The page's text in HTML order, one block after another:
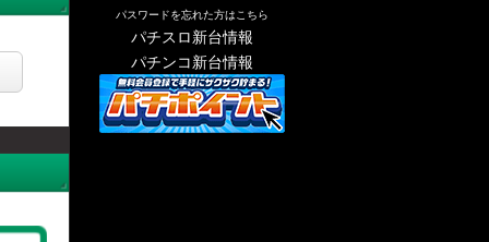
パスワードを忘れた方はこちら
パチスロ新台情報
パチンコ新台情報